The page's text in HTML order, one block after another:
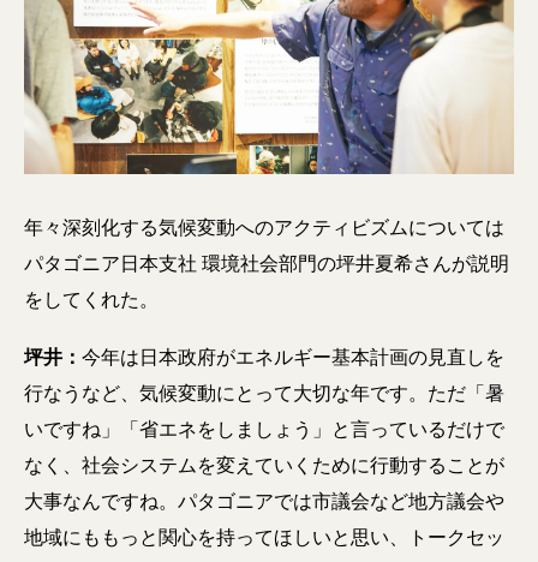
年々深刻化する気候変動へのアクティビズムについては
パタゴニア日本支社 環境社会部門の坪井夏希さんが説明
をしてくれた。
坪井： 今年は日本政府がエネルギー基本計画の見直しを
行なうなど、気候変動にとって大切な年です。ただ「暑
いですね」「省エネをしましょう」と言っているだけで
なく、社会システムを変えていくために行動することが
大事なんですね。パタゴニアでは市議会など地方議会や
地域にももっと関心を持ってほしいと思い、トークセッ